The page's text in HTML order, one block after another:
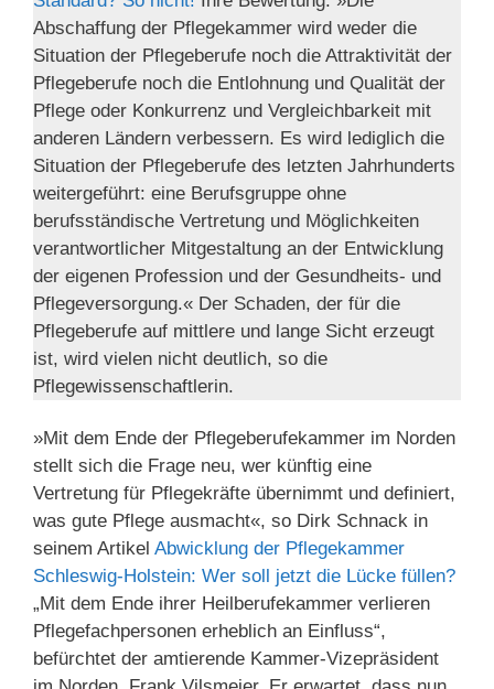
Abschaffung der Pflegekammer wird weder die
Situation der Pflegeberufe noch die Attraktivität der
Pflegeberufe noch die Entlohnung und Qualität der
Pflege oder Konkurrenz und Vergleichbarkeit mit
anderen Ländern verbessern. Es wird lediglich die
Situation der Pflegeberufe des letzten Jahrhunderts
weitergeführt: eine Berufsgruppe ohne
berufsständische Vertretung und Möglichkeiten
verantwortlicher Mitgestaltung an der Entwicklung
der eigenen Profession und der Gesundheits- und
Pflegeversorgung.« Der Schaden, der für die
Pflegeberufe auf mittlere und lange Sicht erzeugt
ist, wird vielen nicht deutlich, so die
Pflegewissenschaftlerin.
»Mit dem Ende der Pflegeberufekammer im Norden
stellt sich die Frage neu, wer künftig eine
Vertretung für Pflegekräfte übernimmt und definiert,
was gute Pflege ausmacht«, so Dirk Schnack in
seinem Artikel Abwicklung der Pflegekammer
Schleswig-Holstein: Wer soll jetzt die Lücke füllen?
„Mit dem Ende ihrer Heilberufekammer verlieren
Pflegefachpersonen erheblich an Einfluss“,
befürchtet der amtierende Kammer-Vizepräsident